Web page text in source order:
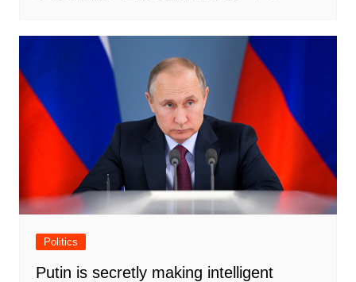
Politics
Putin is secretly making intelligent